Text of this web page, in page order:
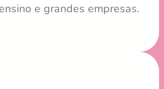
e grandes empresas.